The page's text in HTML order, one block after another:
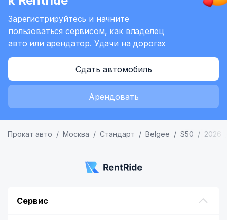
Зарегистрируйтесь и начните
пользоваться сервисом, как владелец
авто или арендатор. Удачи на дорогах
Сдать автомобиль
Арендовать
Прокат авто Москва Стандарт Belgee S50 2026
Сервис